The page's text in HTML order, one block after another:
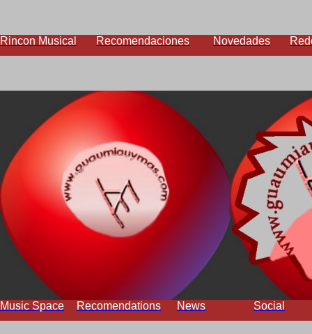
Rincon Musical Recomendaciones Novedades
Music Space Recomendations News Social